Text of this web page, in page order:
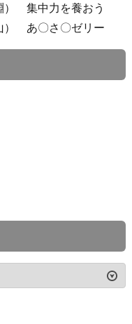
） 集中力を養おう
） あ〇さ〇ゼリー